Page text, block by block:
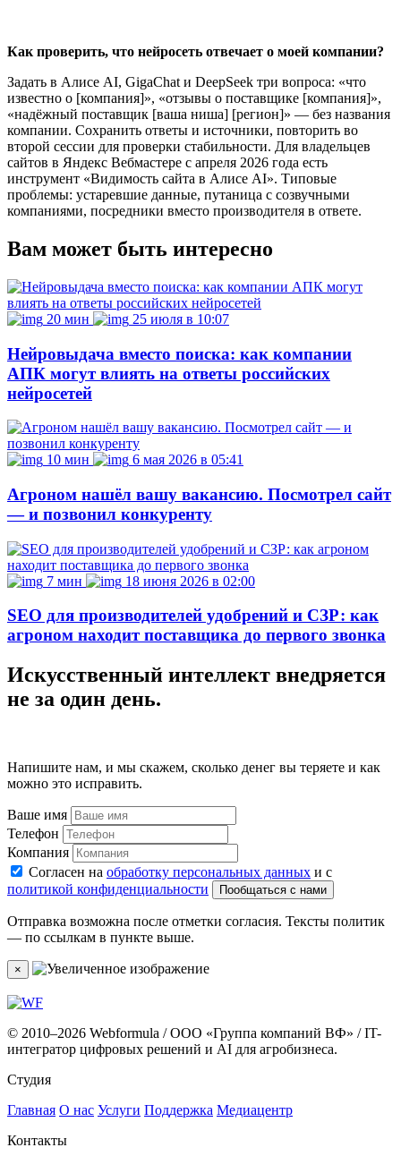
Как проверить, что нейросеть отвечает о моей компании?
Задать в Алисе AI, GigaChat и DeepSeek три вопроса: «что
известно о [компания]», «отзывы о поставщике [компания]»,
«надёжный поставщик [ваша ниша] [регион]» — без названия
компании. Сохранить ответы и источники, повторить во
второй сессии для проверки стабильности. Для владельцев
сайтов в Яндекс Вебмастере с апреля 2026 года есть
инструмент «Видимость сайта в Алисе AI». Типовые
проблемы: устаревшие данные, путаница с созвучными
компаниями, посредники вместо производителя в ответе.
Вам может быть интересно
20 мин 25 июля в 10:07
Нейровыдача вместо поиска: как компании
АПК могут влиять на ответы российских
нейросетей
10 мин 6 мая 2026 в 05:41
Агроном нашёл вашу вакансию. Посмотрел сайт
— и позвонил конкуренту
7 мин 18 июня 2026 в 02:00
SEO для производителей удобрений и СЗР: как
агроном находит поставщика до первого звонка
Искусственный интеллект внедряется
не за один день.
Напишите нам, и мы скажем, сколько денег вы теряете и как
можно это исправить.
Ваше имя
Телефон
Компания
Согласен на обработку персональных данных и с
политикой конфиденциальности
Пообщаться с нами
Отправка возможна после отметки согласия. Тексты политик
— по ссылкам в пункте выше.
×
© 2010–2026 Webformula / ООО «Группа компаний ВФ» / IT-
интегратор цифровых решений и AI для агробизнеса.
Студия
Главная О нас Услуги Поддержка Медиацентр
Контакты